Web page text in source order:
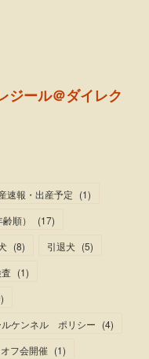
ジール＠ダイレク
速報・出産予定 (1)
順） (17)
(8) 引退犬 (5)
(1)
)
ルケンネル ポリシー (4)
オフ会開催 (1)